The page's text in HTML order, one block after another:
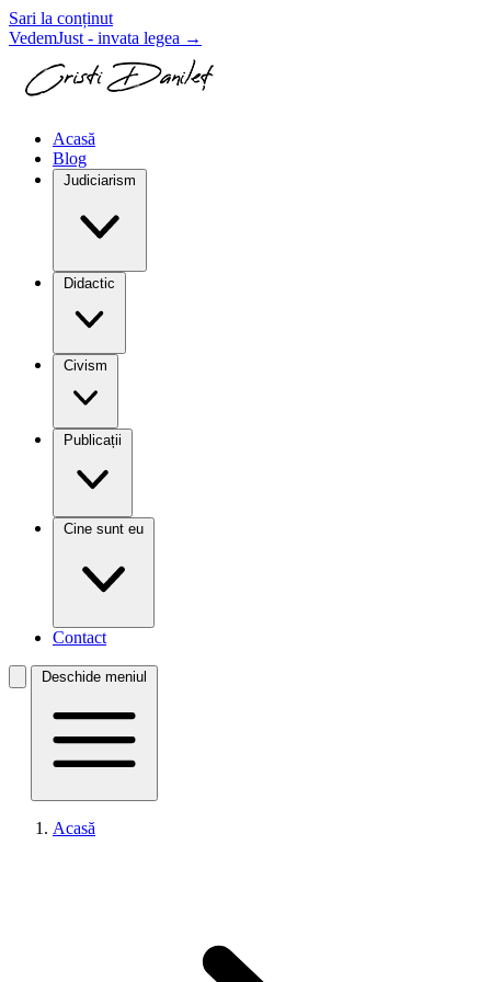
Sari la conținut
VedemJust - invata legea →
Acasă
Blog
Judiciarism
Didactic
Civism
Publicații
Cine sunt eu
Contact
Deschide meniul
Acasă